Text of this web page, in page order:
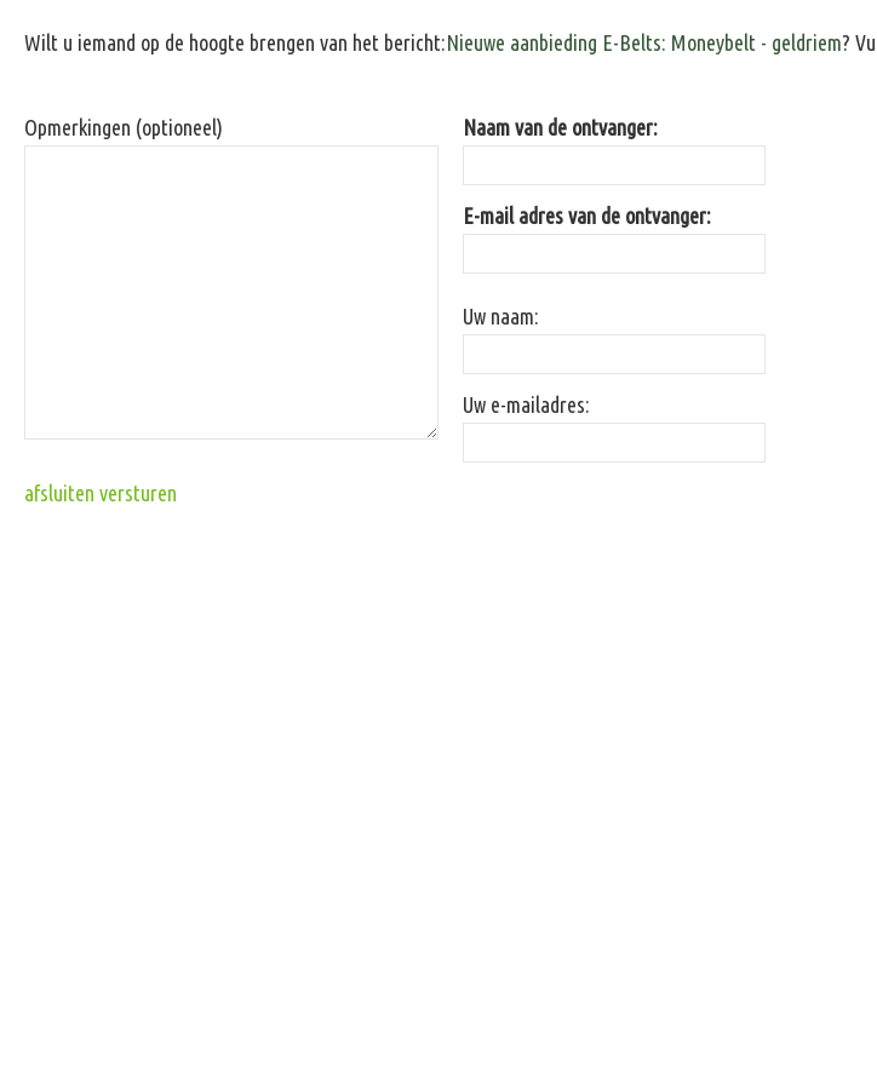
Wilt u iemand op de hoogte brengen van het bericht:Nieuwe aanbieding E-Belts: Moneybelt - geldriem?
Opmerkingen (optioneel) Naam van de ontvanger:
E-mail adres van de ontvanger:
Uw naam:
Uw e-mailadres:
afsluiten versturen